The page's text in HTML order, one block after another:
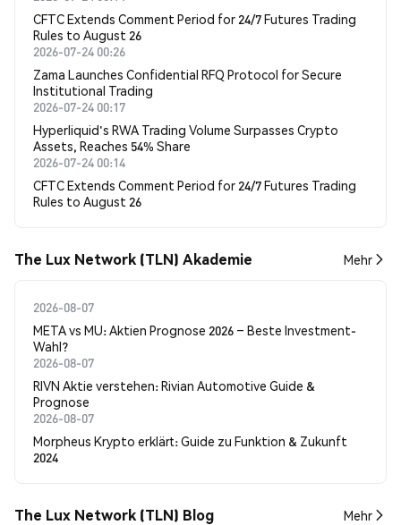
CFTC Extends Comment Period for 24/7 Futures Trading
Rules to August 26
2026-07-24 00:26
Zama Launches Confidential RFQ Protocol for Secure
Institutional Trading
2026-07-24 00:17
Hyperliquid's RWA Trading Volume Surpasses Crypto
Assets, Reaches 54% Share
2026-07-24 00:14
CFTC Extends Comment Period for 24/7 Futures Trading
Rules to August 26
The Lux Network (TLN) Akademie Mehr
2026-08-07
META vs MU: Aktien Prognose 2026 – Beste Investment-
Wahl?
2026-08-07
RIVN Aktie verstehen: Rivian Automotive Guide &
Prognose
2026-08-07
Morpheus Krypto erklärt: Guide zu Funktion & Zukunft
2024
The Lux Network (TLN) Blog Mehr